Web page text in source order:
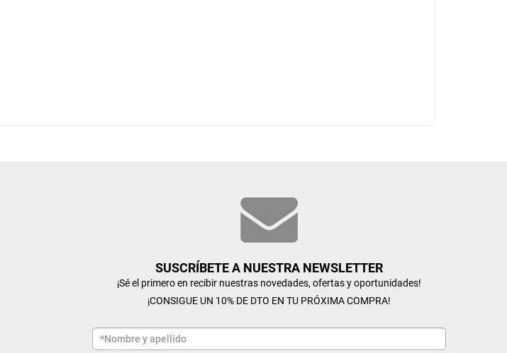
SUSCRÍBETE A NUESTRA NEWSLETTER
¡Sé el primero en recibir nuestras novedades, ofertas y oportunidades!
¡CONSIGUE UN 10% DE DTO EN TU PRÓXIMA COMPRA!